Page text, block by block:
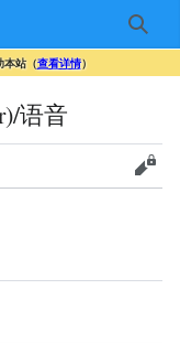
搜索
本站（查看详情）
语音
查看